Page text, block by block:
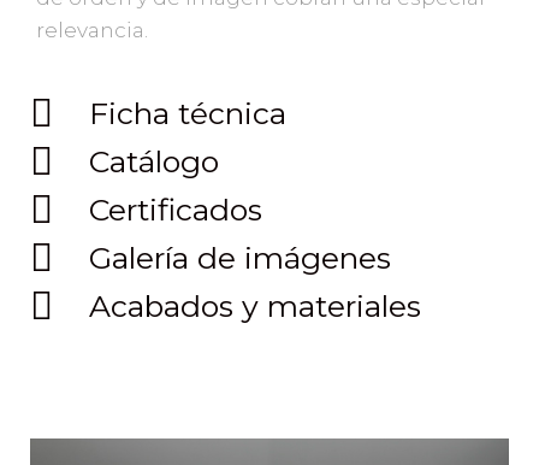
relevancia.
Ficha técnica
Catálogo
Certificados
Galería de imágenes
Acabados y materiales